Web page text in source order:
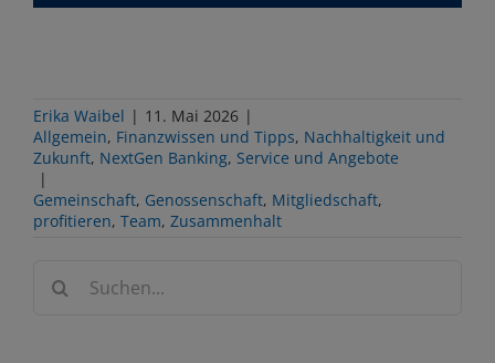
Erika Waibel | 11. Mai 2026 |
Allgemein, Finanzwissen und Tipps, Nachhaltigkeit und
Zukunft, NextGen Banking, Service und Angebote
|
Gemeinschaft, Genossenschaft, Mitgliedschaft,
profitieren, Team, Zusammenhalt
Suche